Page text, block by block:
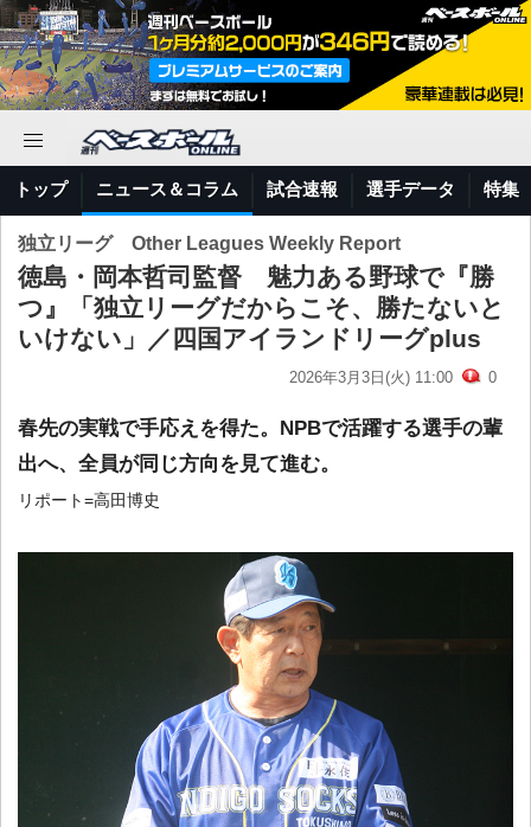
トップ ニュース＆コラム 試合速報 選手データ 特集
独立リーグ Other Leagues Weekly Report
徳島・岡本哲司監督 魅力ある野球で『勝
つ』「独立リーグだからこそ、勝たないと
いけない」／四国アイランドリーグplus
2026年3月3日(火) 11:00 0
春先の実戦で手応えを得た。NPBで活躍する選手の輩
出へ、全員が同じ方向を見て進む。
リポート=高田博史